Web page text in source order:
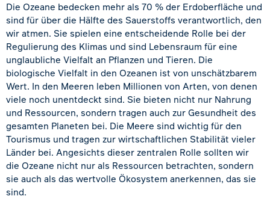
Die Ozeane bedecken mehr als 70 % der Erdoberfläche und
sind für über die Hälfte des Sauerstoffs verantwortlich, den
wir atmen. Sie spielen eine entscheidende Rolle bei der
Regulierung des Klimas und sind Lebensraum für eine
unglaubliche Vielfalt an Pflanzen und Tieren. Die
biologische Vielfalt in den Ozeanen ist von unschätzbarem
Wert. In den Meeren leben Millionen von Arten, von denen
viele noch unentdeckt sind. Sie bieten nicht nur Nahrung
und Ressourcen, sondern tragen auch zur Gesundheit des
gesamten Planeten bei. Die Meere sind wichtig für den
Tourismus und tragen zur wirtschaftlichen Stabilität vieler
Länder bei. Angesichts dieser zentralen Rolle sollten wir
die Ozeane nicht nur als Ressourcen betrachten, sondern
sie auch als das wertvolle Ökosystem anerkennen, das sie
sind.